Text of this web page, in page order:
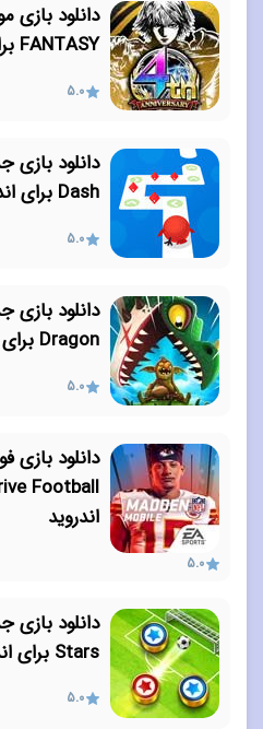
FANTASY برای اندروید
5.0
Dash برای اندروید
5.0
Dragon برای اندروید
5.0
اندروید
5.0
Stars برای اندروید
5.0